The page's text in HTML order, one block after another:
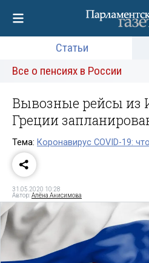
Статьи
Все о пенсиях в России
Вывозные рейсы
Греции
Тема: Коронавирус COVID-19:
31.05.2020 10:28
Автор:Алёна Анисимова